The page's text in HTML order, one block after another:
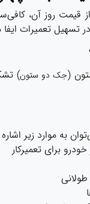
قیمت روز آن،
تسهیل تعمیرات ایفا
(جک دو ستون)
به موارد زیر
برای تعمیرکار